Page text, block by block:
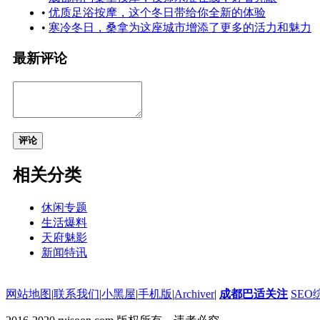
• 优质足浴按摩，这个冬日带给你全新的体验
• 寒冷冬日，桑拿为这座城市增添了更多的活力和魅力
最新评论
评论
相关分类
休闲专题
生活爆料
天府魅影
新闻特讯
网站地图|联系我们|小黑屋|手机版|Archiver| 成都巴适关注 SEO